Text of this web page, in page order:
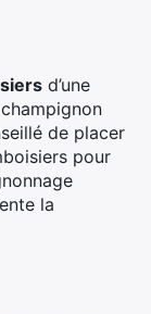
d’une
de placer
pour
la